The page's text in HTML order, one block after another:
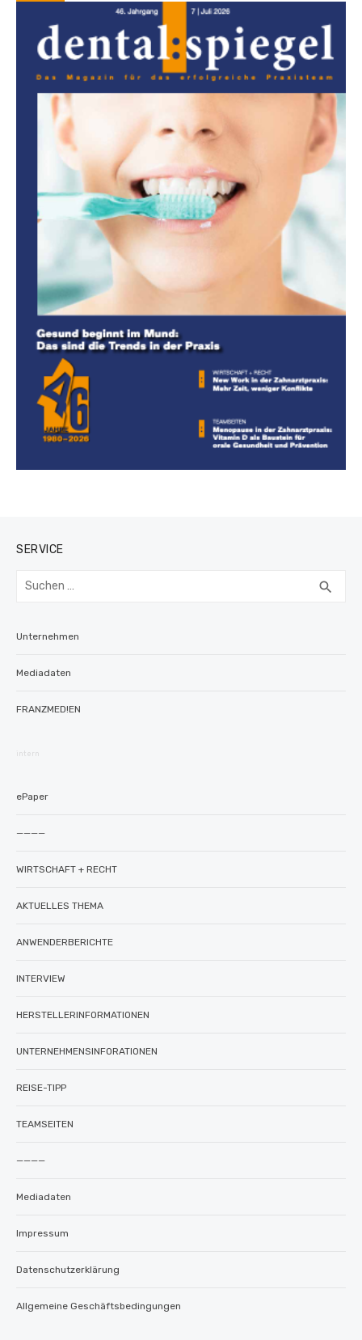
SERVICE
Suchen
search
Unternehmen
Mediadaten
FRANZMED!EN
intern
ePaper
————
WIRTSCHAFT + RECHT
AKTUELLES THEMA
ANWENDERBERICHTE
INTERVIEW
HERSTELLERINFORMATIONEN
UNTERNEHMENSINFORATIONEN
REISE-TIPP
TEAMSEITEN
————
Mediadaten
Impressum
Datenschutzerklärung
Allgemeine Geschäftsbedingungen